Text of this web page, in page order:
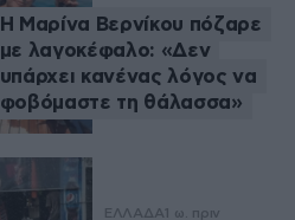
Η Μαρίνα Βερνίκου πόζαρε
με λαγοκέφαλο: «Δεν
υπάρχει κανένας λόγος να
φοβόμαστε τη θάλασσα»
ΕΛΛΑΔΑ 1 ω. πριν